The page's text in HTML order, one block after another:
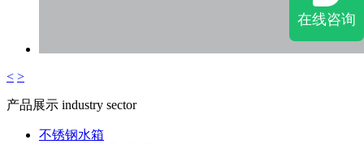
< >
产品展示 industry sector
不锈钢水箱
在线咨询